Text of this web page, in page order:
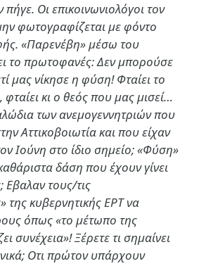
πήγε. Οι επικοινωνιολόγοι τον
φωτογραφίζεται με φόντο
«Παρενέβη» μέσω του
το πρωτοφανές: Δεν μπορούσε
μας νίκησε η φύση! Φταίει το
φταίει κι ο θεός που μας μισεί…
των ανεμογεννητριών που
Αττικοβοιωτία και που είχαν
Ιούνη στο ίδιο σημείο; «Φύση»
δάση που έχουν γίνει
τους/τις
της κυβερνητικής ΕΡΤ να
όπως «το μέτωπο της
συνέχεια»! Ξέρετε τι σημαίνει
Οτι πρώτον υπάρχουν